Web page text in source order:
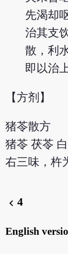
先渴却
治其支
散，利
即以治
【方剂】
猪苓散方
猪苓 茯苓
右三味，杵
chevron_left4
English